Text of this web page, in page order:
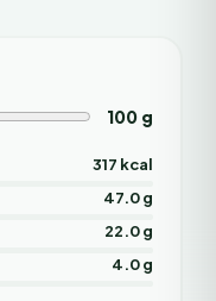
100g
317 kcal
47.0 g
22.0 g
4.0 g